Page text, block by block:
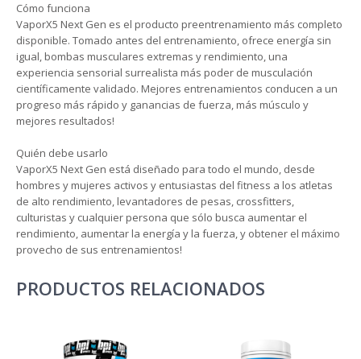
Cómo funciona
VaporX5 Next Gen es el producto preentrenamiento más completo
disponible. Tomado antes del entrenamiento, ofrece energía sin
igual, bombas musculares extremas y rendimiento, una
experiencia sensorial surrealista más poder de musculación
científicamente validado. Mejores entrenamientos conducen a un
progreso más rápido y ganancias de fuerza, más músculo y
mejores resultados!
Quién debe usarlo
VaporX5 Next Gen está diseñado para todo el mundo, desde
hombres y mujeres activos y entusiastas del fitness a los atletas
de alto rendimiento, levantadores de pesas, crossfitters,
culturistas y cualquier persona que sólo busca aumentar el
rendimiento, aumentar la energía y la fuerza, y obtener el máximo
provecho de sus entrenamientos!
PRODUCTOS RELACIONADOS